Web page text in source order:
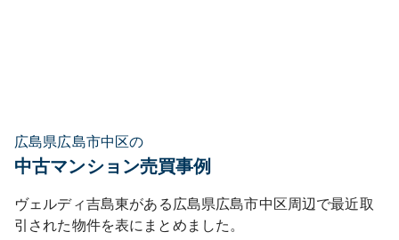
広島県広島市中区の
中古マンション売買事例
ヴェルディ吉島東がある 広島県広島市中区周辺で最近取
引された物件を表にまとめました。